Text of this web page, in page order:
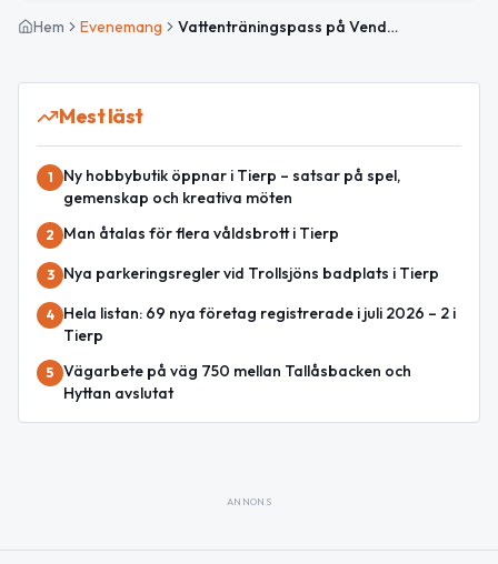
Hem Evenemang Vattenträningspass på Vendelbadet
Mest läst
1
Ny hobbybutik öppnar i Tierp – satsar på spel,
gemenskap och kreativa möten
2 Man åtalas för flera våldsbrott i Tierp
3 Nya parkeringsregler vid Trollsjöns badplats i Tierp
4
Hela listan: 69 nya företag registrerade i juli 2026 – 2 i
Tierp
5 Vägarbete på väg 750 mellan Tallåsbacken och
Hyttan avslutat
ANNONS